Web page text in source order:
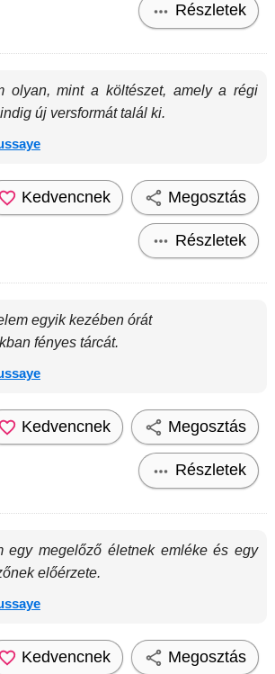
Részletek
olyan, mint a költészet, amely a régi
új versformát talál ki.
Kedvencnek Megosztás
Részletek
egyik kezében órát
fényes tárcát.
Kedvencnek Megosztás
Részletek
egy megelőző életnek emléke és egy
előérzete.
Kedvencnek Megosztás